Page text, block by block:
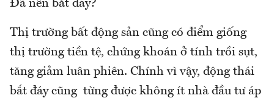
Đã nên bắt đáy?
Thị trường bất động sản cũng có điểm giống
thị trường tiền tệ, chứng khoán ở tính trồi sụt,
tăng giảm luân phiên. Chính vì vậy, động thái
bắt đáy cũng từng được không ít nhà đầu tư áp